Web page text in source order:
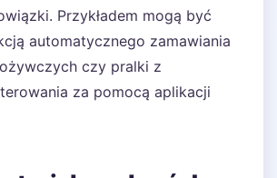
Przykładem mogą być
automatycznego zamawiania
czy pralki z
za pomocą aplikacji